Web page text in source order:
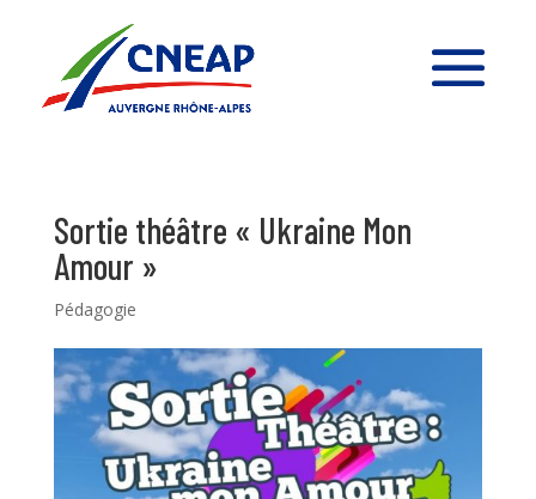
Sortie théâtre « Ukraine Mon
Amour »
Pédagogie